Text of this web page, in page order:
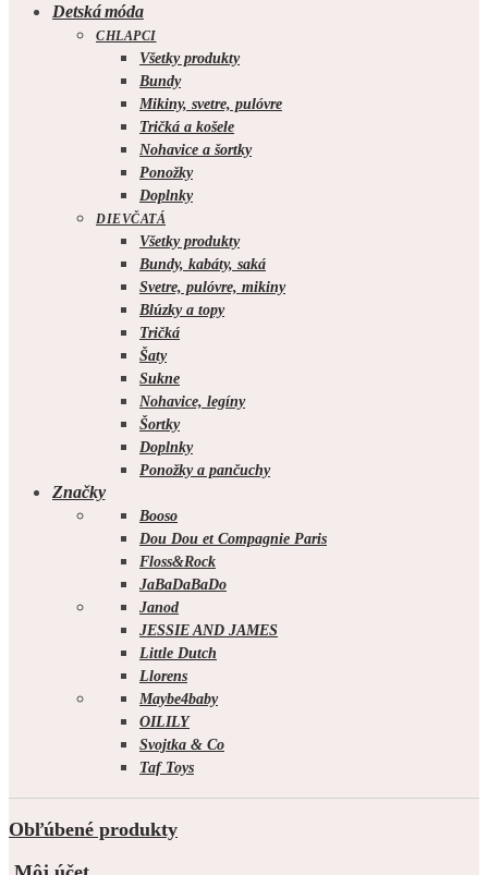
Detská móda
CHLAPCI
Všetky produkty
Bundy
Mikiny, svetre, pulóvre
Tričká a košele
Nohavice a šortky
Ponožky
Doplnky
DIEVČATÁ
Všetky produkty
Bundy, kabáty, saká
Svetre, pulóvre, mikiny
Blúzky a topy
Tričká
Šaty
Sukne
Nohavice, legíny
Šortky
Doplnky
Ponožky a pančuchy
Značky
Booso
Dou Dou et Compagnie Paris
Floss&Rock
JaBaDaBaDo
Janod
JESSIE AND JAMES
Little Dutch
Llorens
Maybe4baby
OILILY
Svojtka & Co
Taf Toys
Obľúbené produkty